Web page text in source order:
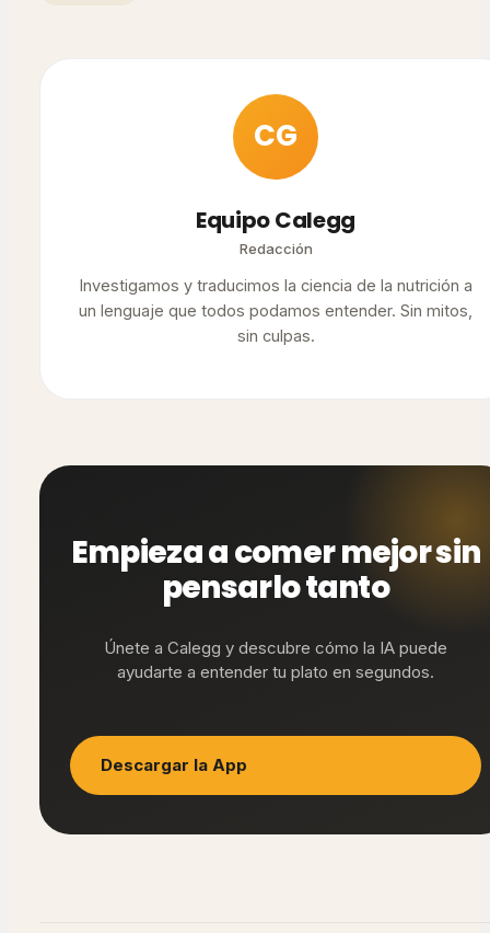
CG
Equipo Calegg
Redacción
Investigamos y traducimos la ciencia de la nutrición a
un lenguaje que todos podamos entender. Sin mitos,
sin culpas.
Empieza a comer mejor sin
pensarlo tanto
Únete a Calegg y descubre cómo la IA puede
ayudarte a entender tu plato en segundos.
Descargar la App